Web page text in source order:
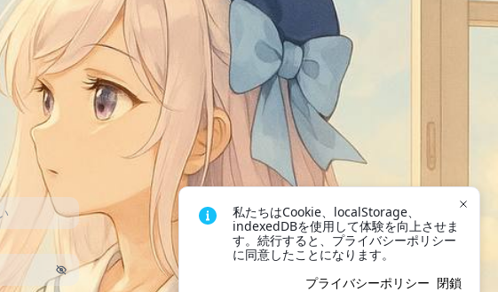
私たちはCookie、localStorage、
indexedDBを使用して体験を向上させま
す。続行すると、プライバシーポリシー
に同意したことになります。
プライバシーポリシー 閉鎖